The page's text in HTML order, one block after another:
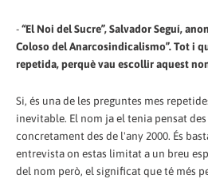
-“El Noi del Sucre”, Salvador Seguí,
Coloso del Anarcosindicalismo”. Tot i
repetida, perquè vau escollir aquest
Si, és una de les preguntes mes
inevitable. El nom ja el tenia pensat
concretament des de l'any 2000. És
entrevista on estas limitat a un breu
del nom però, el significat que té més